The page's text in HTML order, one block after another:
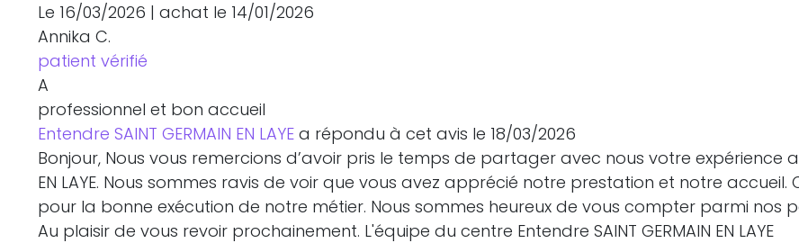
Le 16/03/2026 | achat le 14/01/2026
Annika C.
patient vérifié
A
professionnel et bon accueil
Entendre SAINT GERMAIN EN LAYE a répondu à cet avis le 18/03/2026
Bonjour, Nous vous remercions d’avoir pris le temps de partager avec nous votre expérience
EN LAYE. Nous sommes ravis de voir que vous avez apprécié notre prestation et notre
pour la bonne exécution de notre métier. Nous sommes heureux de vous compter parmi nos
Au plaisir de vous revoir prochainement. L'équipe du centre Entendre SAINT GERMAIN EN LAYE